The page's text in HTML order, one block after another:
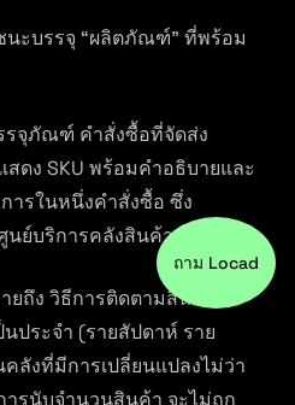
นะบรรจุ “ผลิตภัณฑ์” ที่พร้อม
รจุภัณฑ์ คำสั่งซื้อที่จัดส่ง
ดง SKU พร้อมคำอธิบายและ
รในหนึ่งคำสั่งซื้อ ซึ่ง
นย์บริการคลังสินค้า
ยถึง วิธีการติดตามสินค้า
ประจำ (รายสัปดาห์ ราย
ลังที่มีการเปลี่ยนแปลงไม่ว่า
รนับจำนวนสินค้า จะไม่ถูก
ถาม Locad